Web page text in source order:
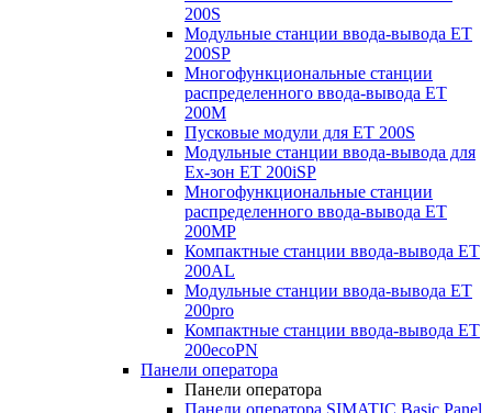
200S
Модульные станции ввода-вывода ET
200SP
Многофункциональные станции
распределенного ввода-вывода ET
200M
Пусковые модули для ET 200S
Модульные станции ввода-вывода для
Ex-зон ET 200iSP
Многофункциональные станции
распределенного ввода-вывода ET
200MP
Компактные станции ввода-вывода ET
200AL
Модульные станции ввода-вывода ET
200pro
Компактные станции ввода-вывода ET
200ecoPN
Панели оператора
Панели оператора
Панели оператора SIMATIC Basic Panel